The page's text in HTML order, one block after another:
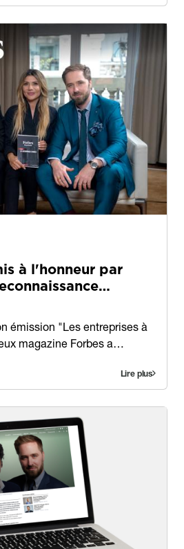
à l'honneur par
émission "Les entreprises à
magazine Forbes a…
Lire plus